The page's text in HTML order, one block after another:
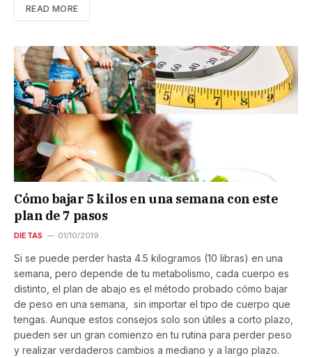
READ MORE
Cómo bajar 5 kilos en una semana con este
plan de 7 pasos
DIETAS 01/10/2019
Si se puede perder hasta 4.5 kilogramos (10 libras) en una
semana, pero depende de tu metabolismo, cada cuerpo es
distinto, el plan de abajo es el método probado cómo bajar
de peso en una semana, sin importar el tipo de cuerpo que
tengas. Aunque estos consejos solo son útiles a corto plazo,
pueden ser un gran comienzo en tu rutina para perder peso
y realizar verdaderos cambios a mediano y a largo plazo.